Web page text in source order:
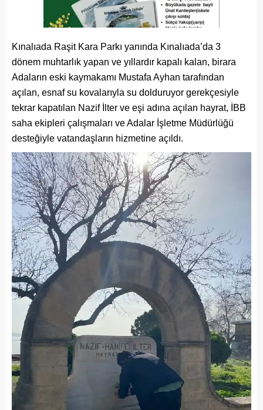
Kınalıada Raşit Kara Parkı yanında Kınalıada’da 3
dönem muhtarlık yapan ve yıllardır kapalı kalan, birara
Adaların eski kaymakamı Mustafa Ayhan tarafından
açılan, esnaf su kovalarıyla su dolduruyor gerekçesiyle
tekrar kapatılan Nazif İlter ve eşi adına açılan hayrat, İBB
saha ekipleri çalışmaları ve Adalar İşletme Müdürlüğü
desteğiyle vatandaşların hizmetine açıldı.